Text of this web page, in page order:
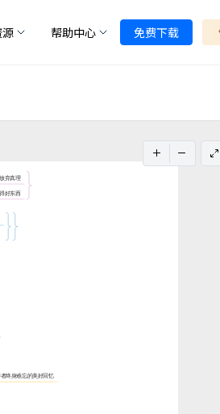
帮助中心 免费下载